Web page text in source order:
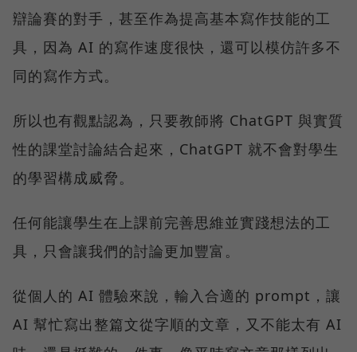
辯論賽的對手，甚至作為提高基本寫作技能的工
具，因為 AI 的寫作速度很快，還可以模仿許多不
同的寫作方式。
所以也有觀點認為，只要教師將 ChatGPT 與實質
性的課堂討論結合起來，ChatGPT 就不會對學生
的學習構成威脅。
任何能讓學生在上課前完善思維並實踐想法的工
具，只會讓我們的討論更加豐富。
從個人的 AI 體驗來說，輸入合適的 prompt，讓
AI 幫忙寫出整篇文從字順的文章，又不能太有 AI